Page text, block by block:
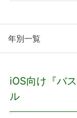
年別一覧
iOS向け『バ
ル